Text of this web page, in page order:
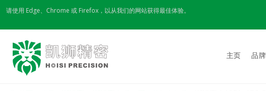
Skip
content
请使用 Edge、Chrome 或 Firefox，以从我们的网站获得最佳体验。
主页 品